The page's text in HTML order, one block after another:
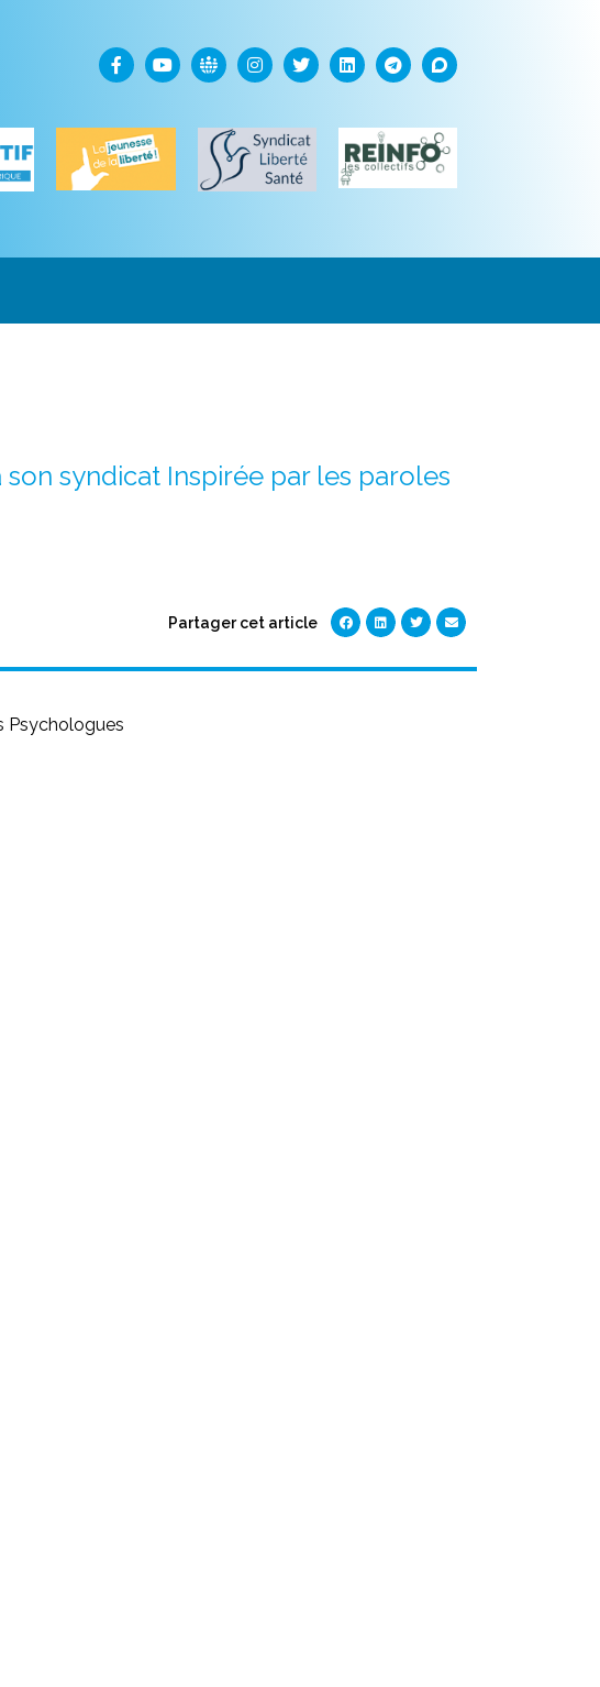
syndicat Inspirée par les paroles
Partager cet article
Psychologues